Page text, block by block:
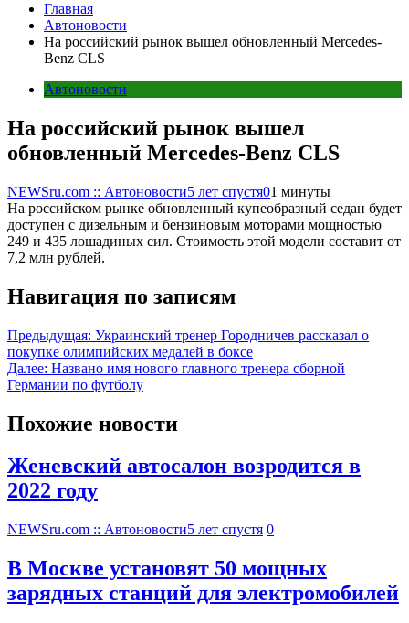
Главная
Автоновости
На российский рынок вышел обновленный Mercedes-
Benz CLS
Автоновости
На российский рынок вышел
обновленный Mercedes-Benz CLS
NEWSru.com :: Автоновости5 лет спустя01 минуты
На российском рынке обновленный купеобразный седан будет
доступен с дизельным и бензиновым моторами мощностью
249 и 435 лошадиных сил. Стоимость этой модели составит от
7,2 млн рублей.
Навигация по записям
Предыдущая: Украинский тренер Городничев рассказал о
покупке олимпийских медалей в боксе
Далее: Названо имя нового главного тренера сборной
Германии по футболу
Похожие новости
Женевский автосалон возродится в
2022 году
NEWSru.com :: Автоновости5 лет спустя 0
В Москве установят 50 мощных
зарядных станций для электромобилей